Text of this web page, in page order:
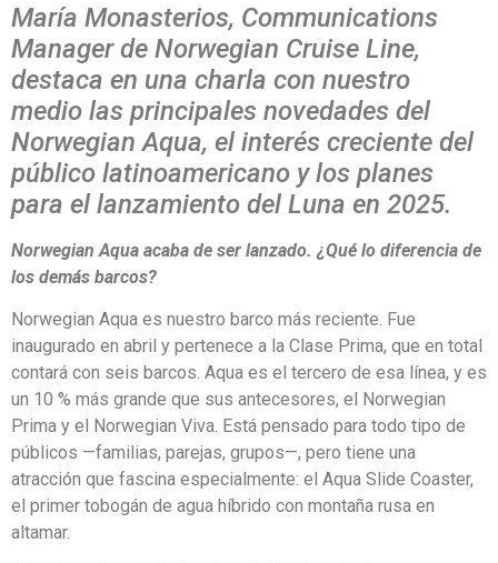
María Monasterios, Communications
Manager de Norwegian Cruise Line,
destaca en una charla con nuestro
medio las principales novedades del
Norwegian Aqua, el interés creciente del
público latinoamericano y los planes
para el lanzamiento del Luna en 2025.
Norwegian Aqua acaba de ser lanzado. ¿Qué lo diferencia de
los demás barcos?
Norwegian Aqua es nuestro barco más reciente. Fue
inaugurado en abril y pertenece a la Clase Prima, que en total
contará con seis barcos. Aqua es el tercero de esa línea, y es
un 10 % más grande que sus antecesores, el Norwegian
Prima y el Norwegian Viva. Está pensado para todo tipo de
públicos —familias, parejas, grupos—, pero tiene una
atracción que fascina especialmente: el Aqua Slide Coaster,
el primer tobogán de agua híbrido con montaña rusa en
altamar.